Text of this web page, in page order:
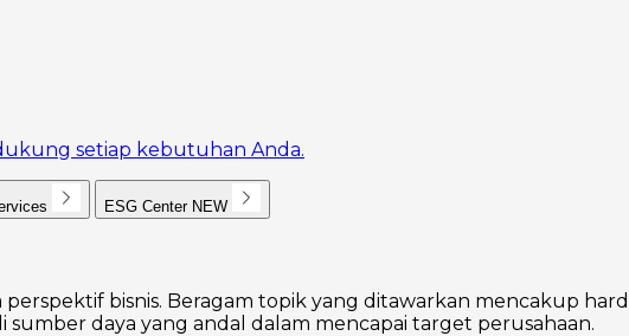
setiap kebutuhan Anda.
ESG Center NEW
bisnis. Beragam topik yang ditawarkan mencakup
daya yang andal dalam mencapai target perusahaan.